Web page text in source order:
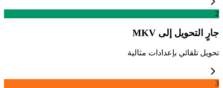
2
جارٍ التحويل إلى MKV
تحويل تلقائي بإعدادات مثالية
3